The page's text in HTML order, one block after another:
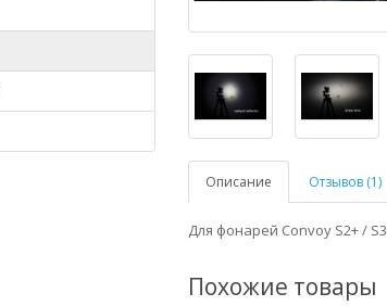
Описание Отзывов (1)
Для фонарей Convoy S2+ / S3
Похожие товары